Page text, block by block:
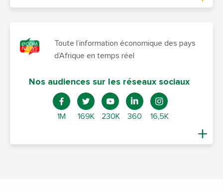
Toute l’information économique des pays
d’Afrique en temps réel
Nos audiences sur les réseaux sociaux
1M 169K 230K 360 16,5K